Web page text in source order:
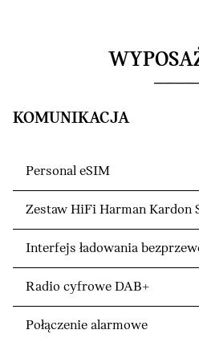
KOMUNIKACJA
Personal eSIM
Zestaw HiFi Harman Kardon
Interfejs ładowania
Radio cyfrowe DAB+
Połączenie alarmowe